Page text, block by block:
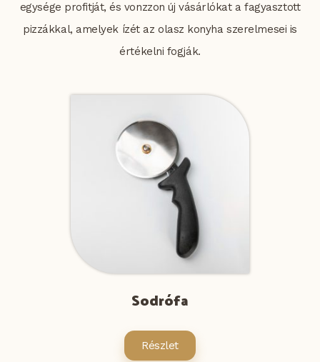
egysége profitját, és vonzzon új vásárlókat a fagyasztott
pizzákkal, amelyek ízét az olasz konyha szerelmesei is
értékelni fogják.
Sodrófa
Részlet